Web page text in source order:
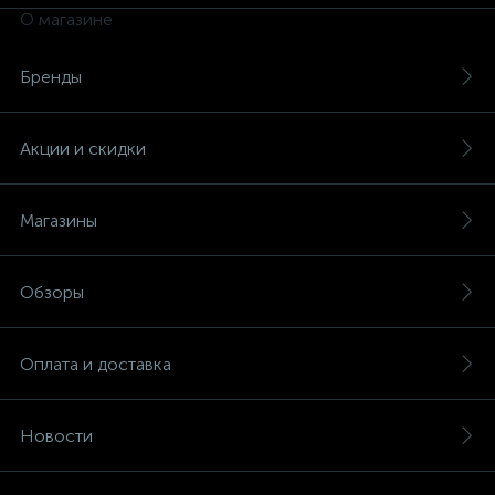
О магазине
Бренды
Акции и скидки
Магазины
Обзоры
Оплата и доставка
Новости